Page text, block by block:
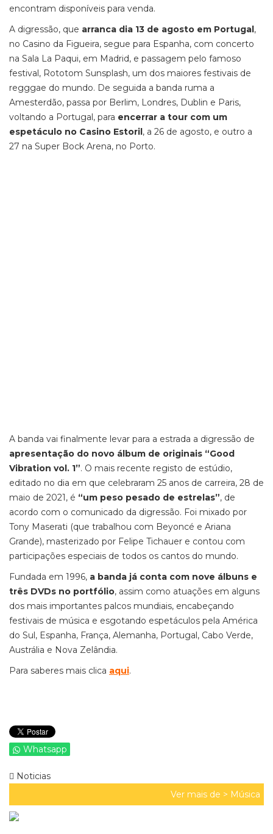
encontram disponíveis para venda.
A digressão, que arranca dia 13 de agosto em Portugal,
no Casino da Figueira, segue para Espanha, com concerto
na Sala La Paqui, em Madrid, e passagem pelo famoso
festival, Rototom Sunsplash, um dos maiores festivais de
regggae do mundo. De seguida a banda ruma a
Amesterdão, passa por Berlim, Londres, Dublin e Paris,
voltando a Portugal, para encerrar a tour com um
espetáculo no Casino Estoril, a 26 de agosto, e outro a
27 na Super Bock Arena, no Porto.
A banda vai finalmente levar para a estrada a digressão de
apresentação do novo álbum de originais “Good
Vibration vol. 1”. O mais recente registo de estúdio,
editado no dia em que celebraram 25 anos de carreira, 28 de
maio de 2021, é “um peso pesado de estrelas”, de
acordo com o comunicado da digressão. Foi mixado por
Tony Maserati (que trabalhou com Beyoncé e Ariana
Grande), masterizado por Felipe Tichauer e contou com
participações especiais de todos os cantos do mundo.
Fundada em 1996, a banda já conta com nove álbuns e
três DVDs no portfólio, assim como atuações em alguns
dos mais importantes palcos mundiais, encabeçando
festivais de música e esgotando espetáculos pela América
do Sul, Espanha, França, Alemanha, Portugal, Cabo Verde,
Austrália e Nova Zelândia.
Para saberes mais clica aqui.
Whatsapp
Noticias
Ver mais de > Música